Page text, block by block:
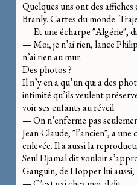
Quelques uns ont des
Branly. Cartes du monde.
— Et une écharpe "Algérie",
— Moi, je n’ai rien, lance
n’ai rien au mur.
Des photos ?
Il n’y en a qu’un qui a des
intimité qu’ils veulent
voir ses enfants au réveil.
— On n’enferme pas
Jean-Claude, "l’ancien", a
enlevée. Il a aussi la
Seul Djamal dit vouloir
Gauguin, de Hopper lui